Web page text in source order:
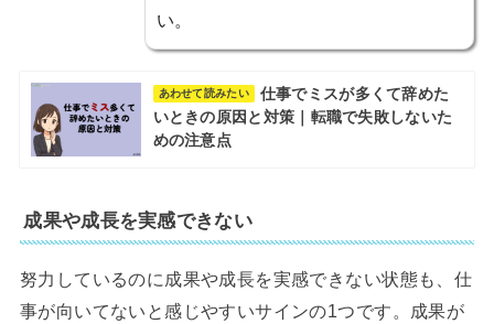
い。
あわせて読みたい
仕事でミスが多くて辞めた
いときの原因と対策｜転職で失敗しないた
めの注意点
成果や成長を実感できない
努力しているのに成果や成長を実感できない状態も、仕
事が向いてないと感じやすいサインの1つです。成果が